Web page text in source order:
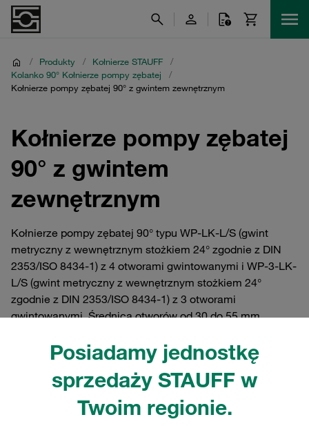
Posiadamy jednostkę
sprzedaży STAUFF w
Twoim regionie.
/ Produkty / Kołnierze STAUFF
/
Kolanko 90° Kołnierze pompy zębatej
/
Kołnierze pompy zębatej 90° z gwintem zewnętrznym
Kołnierze pompy zębatej
90° z gwintem
zewnętrznym
Kołnierze pompy zębatej 90° typu WP-LK-L/S (gwint
metryczny z wewnętrznym stożkiem 24° zgodnie z DIN
2353/ISO 8434-1) z 4 otworami gwintowanymi i WP-3-LK-
L/S (gwint metryczny z wewnętrznym stożkiem 24°
zgodnie z DIN 2353/ISO 8434-1) z 3 otworami
gwintowanymi. Średnica otworów od 30 do 55 mm.
wersji ze stali. Jako kompletny zestaw ze śrubami,
podkładkami zabezpieczającymi i o-ringiem.